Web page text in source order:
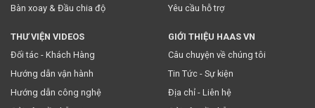
Bàn xoay & Đầu chia độ
Yêu cầu hỗ trợ
THƯ VIỆN VIDEOS
Đối tác - Khách Hàng
Hướng dẫn vận hành
Hướng dẫn công nghệ
GIỚI THIỆU HAAS VN
Câu chuyện về chúng tôi
Tin Tức - Sự kiện
Địa chỉ - Liên hệ